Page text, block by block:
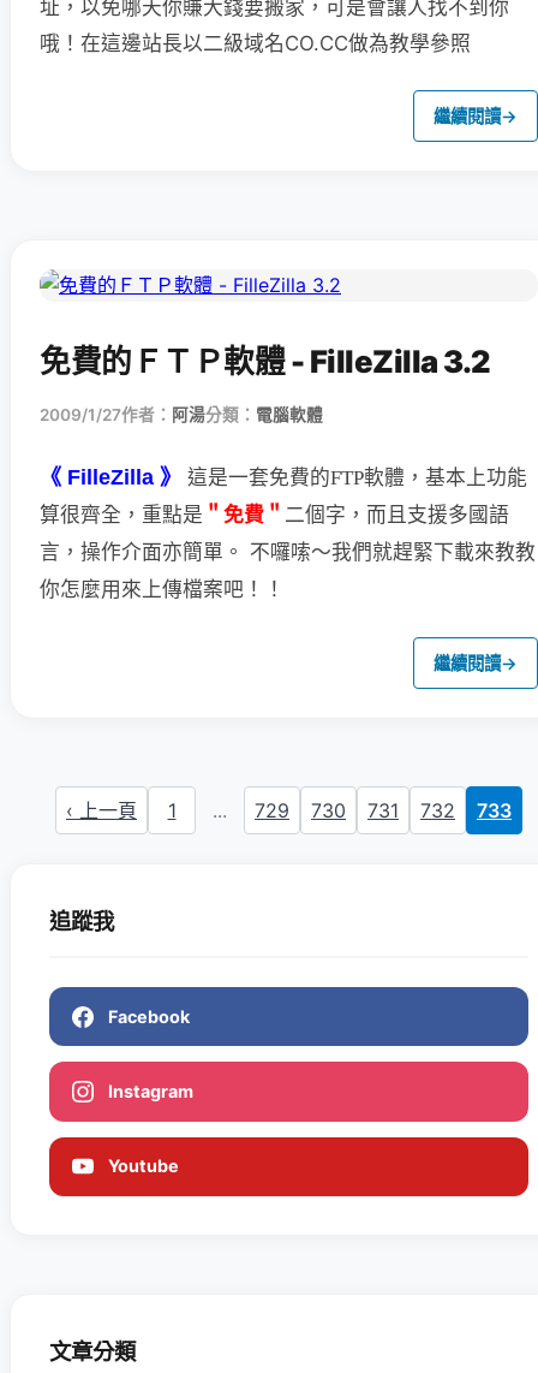
址，以免哪天你賺大錢要搬家，可是會讓人找不到你
哦！在這邊站長以二級域名CO.CC做為教學參照
繼續閱讀→
免費的ＦＴＰ軟體 - FilleZilla 3.2
2009/1/27作者： 阿湯分類： 電腦軟體
《 FilleZilla 》
這是一套免費的FTP軟體，基本上功能
算很齊全，重點是 ＂免費＂ 二個字， 而且支援多國語
言，操作介面亦簡單。
不囉嗦～我們就趕緊下載來教教
你怎麼用來上傳檔案吧！！
繼續閱讀→
‹ 上一頁 1 ... 729 730 731 732 733
追蹤我
Facebook
Instagram
Youtube
文章分類